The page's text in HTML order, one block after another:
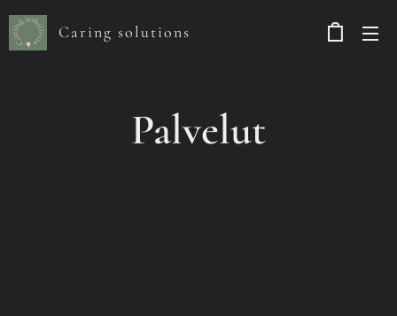
Caring solutions
Palvelut